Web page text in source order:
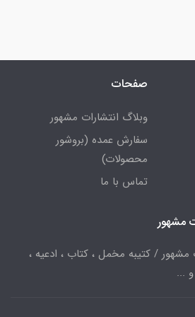
صفحات
وبلاگ انتشارات مشهور
سفارش عمده (بروشور
محصولات)
تماس با ما
مشهور
مشهور / کتیبه مخمل ، کتاب ، ادعیه ،
...